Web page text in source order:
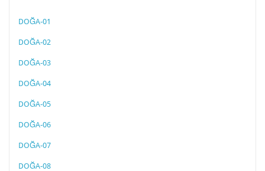
DOĞA-01
DOĞA-02
DOĞA-03
DOĞA-04
DOĞA-05
DOĞA-06
DOĞA-07
DOĞA-08